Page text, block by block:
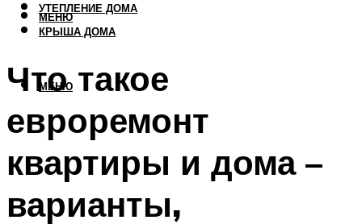
УТЕПЛЕНИЕ ДОМА
КРЫША ДОМА
МЕНЮ
МЕНЮ
Что такое
евроремонт
квартиры и дома –
варианты,